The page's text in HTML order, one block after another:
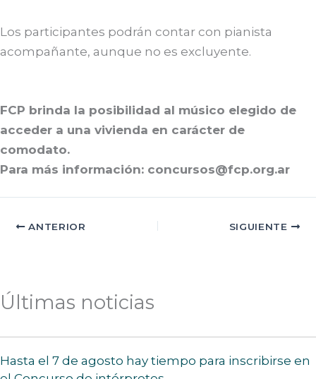
Los participantes podrán contar con pianista
acompañante, aunque no es excluyente.
FCP brinda la posibilidad al músico elegido de
acceder a una vivienda en carácter de
comodato.
Para más información: concursos@fcp.org.ar
ANTERIOR SIGUIENTE
Últimas noticias
Hasta el 7 de agosto hay tiempo para inscribirse en